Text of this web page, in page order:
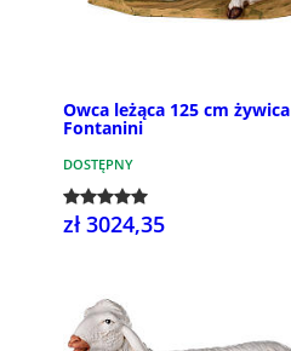
Owca leżąca 125 cm żywica
Fontanini
DOSTĘPNY
zł 3024,35